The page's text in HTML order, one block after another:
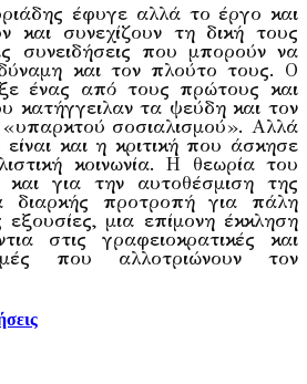
έφυγε αλλά το έργο και
και συνεχίζουν τη δική τους
συνειδήσεις που μπορούν να
και τον πλούτο τους. Ο
ένας από τους πρώτους και
κατήγγειλαν τα ψεύδη και τον
σοσιαλισμού». Αλλά
είναι και η κριτική που άσκησε
κοινωνία. H θεωρία του
και για την αυτοθέσμιση της
διαρκής προτροπή για πάλη
εξουσίες, μια επίμονη έκκληση
στις γραφειοκρατικές και
που αλλοτριώνουν τον